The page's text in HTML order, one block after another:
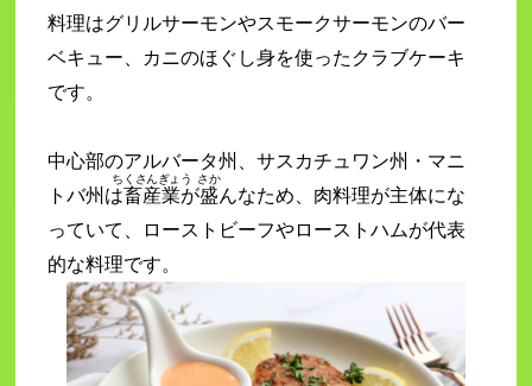
料理はグリルサーモンやスモークサーモンのバー
ベキュー、カニのほぐし身を使ったクラブケーキ
です。
中心部のアルバータ州、サスカチュワン州・マニ
トバ州は畜産業
ちくさんぎょう
が盛
さか
んなため、肉料理が主体にな
っていて、ローストビーフやローストハムが代表
的な料理です。